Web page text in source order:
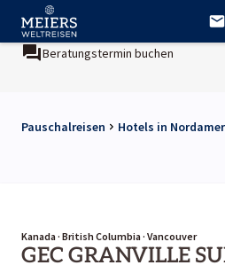
Beratungstermin buchen
Pauschalreisen Hotels in
Kanada · British Columbia · Vancouver
GEC GRANVILLE